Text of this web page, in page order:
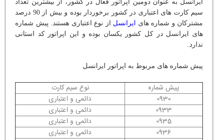
ایرانسل به عنوان دومین اپراتور فعال در کشور، از بیشترین تعداد
سیم کارت های اعتباری در کشور برخوردار بوده و بیش از 90 درصد
مشترکان و شماره های ایرانسل از نوع اعتباری هستند. پیش شماره
های ایرانسل در کل کشور یکسان بوده و این اپراتور کد استانی
ندارد.
پیش شماره های مربوط به اپراتور ایرانسل
پیش شماره
نوع سیم کارت
0930
دائمی و اعتباری
0933
دائمی و اعتباری
0935
دائمی و اعتباری
0936
دائمی و اعتباری